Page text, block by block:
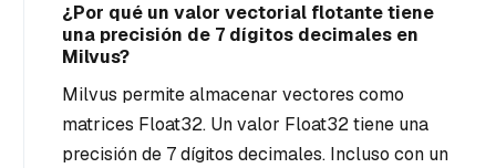
¿Por qué un valor vectorial flotante tiene
una precisión de 7 dígitos decimales en
Milvus?
Milvus permite almacenar vectores como
matrices Float32. Un valor Float32 tiene una
precisión de 7 dígitos decimales. Incluso con un